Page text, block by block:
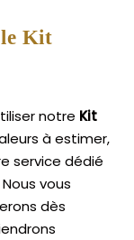
le Kit
notre Kit
à estimer,
service dédié
vous
dès